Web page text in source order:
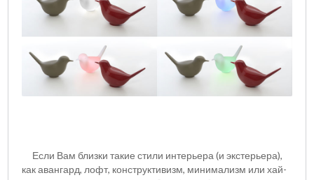
Если Вам близки такие стили интерьера (и экстерьера),
как авангард, лофт, конструктивизм, минимализм или хай-